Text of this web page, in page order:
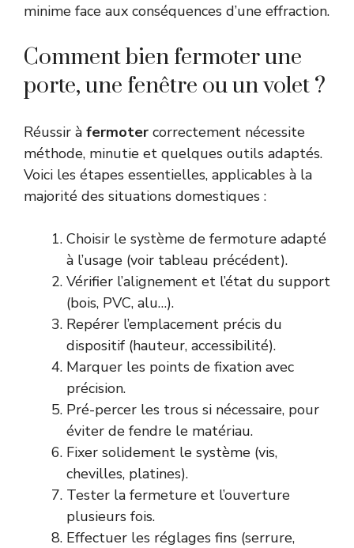
minime face aux conséquences d’une effraction.
Comment bien fermoter une
porte, une fenêtre ou un volet ?
Réussir à fermoter correctement nécessite
méthode, minutie et quelques outils adaptés.
Voici les étapes essentielles, applicables à la
majorité des situations domestiques :
Choisir le système de fermoture adapté
à l’usage (voir tableau précédent).
Vérifier l’alignement et l’état du support
(bois, PVC, alu…).
Repérer l’emplacement précis du
dispositif (hauteur, accessibilité).
Marquer les points de fixation avec
précision.
Pré-percer les trous si nécessaire, pour
éviter de fendre le matériau.
Fixer solidement le système (vis,
chevilles, platines).
Tester la fermeture et l’ouverture
plusieurs fois.
Effectuer les réglages fins (serrure,